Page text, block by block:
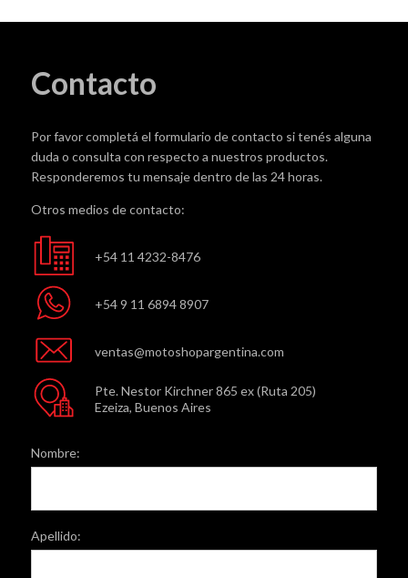
Contacto
Por favor completá el formulario de contacto si tenés alguna
duda o consulta con respecto a nuestros productos.
Responderemos tu mensaje dentro de las 24 horas.
Otros medios de contacto:
+54 11 4232-8476
+54 9 11 6894 8907
ventas@motoshopargentina.com
Pte. Nestor Kirchner 865 ex (Ruta 205)
Ezeiza, Buenos Aires
Nombre:
Apellido: